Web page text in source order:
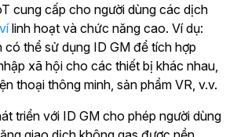
cung cấp cho người dùng các dịch
vílinh hoạt và chức năng cao. Ví dụ:
có thể sử dụng ID GM để tích hợp
xã hội cho các thiết bị khác nhau,
thoại thông minh, sản phẩm VR, v.v.
triển với ID GM cho phép người dùng